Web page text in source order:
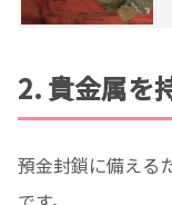
2. 貴金属を
預金封鎖に備える